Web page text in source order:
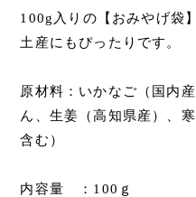
100g入りの【おみやげ袋
土産にもぴったりです。
原材料：いかなご（国内
ん、生姜（高知県産）、
含む）
内容量 ：100ｇ